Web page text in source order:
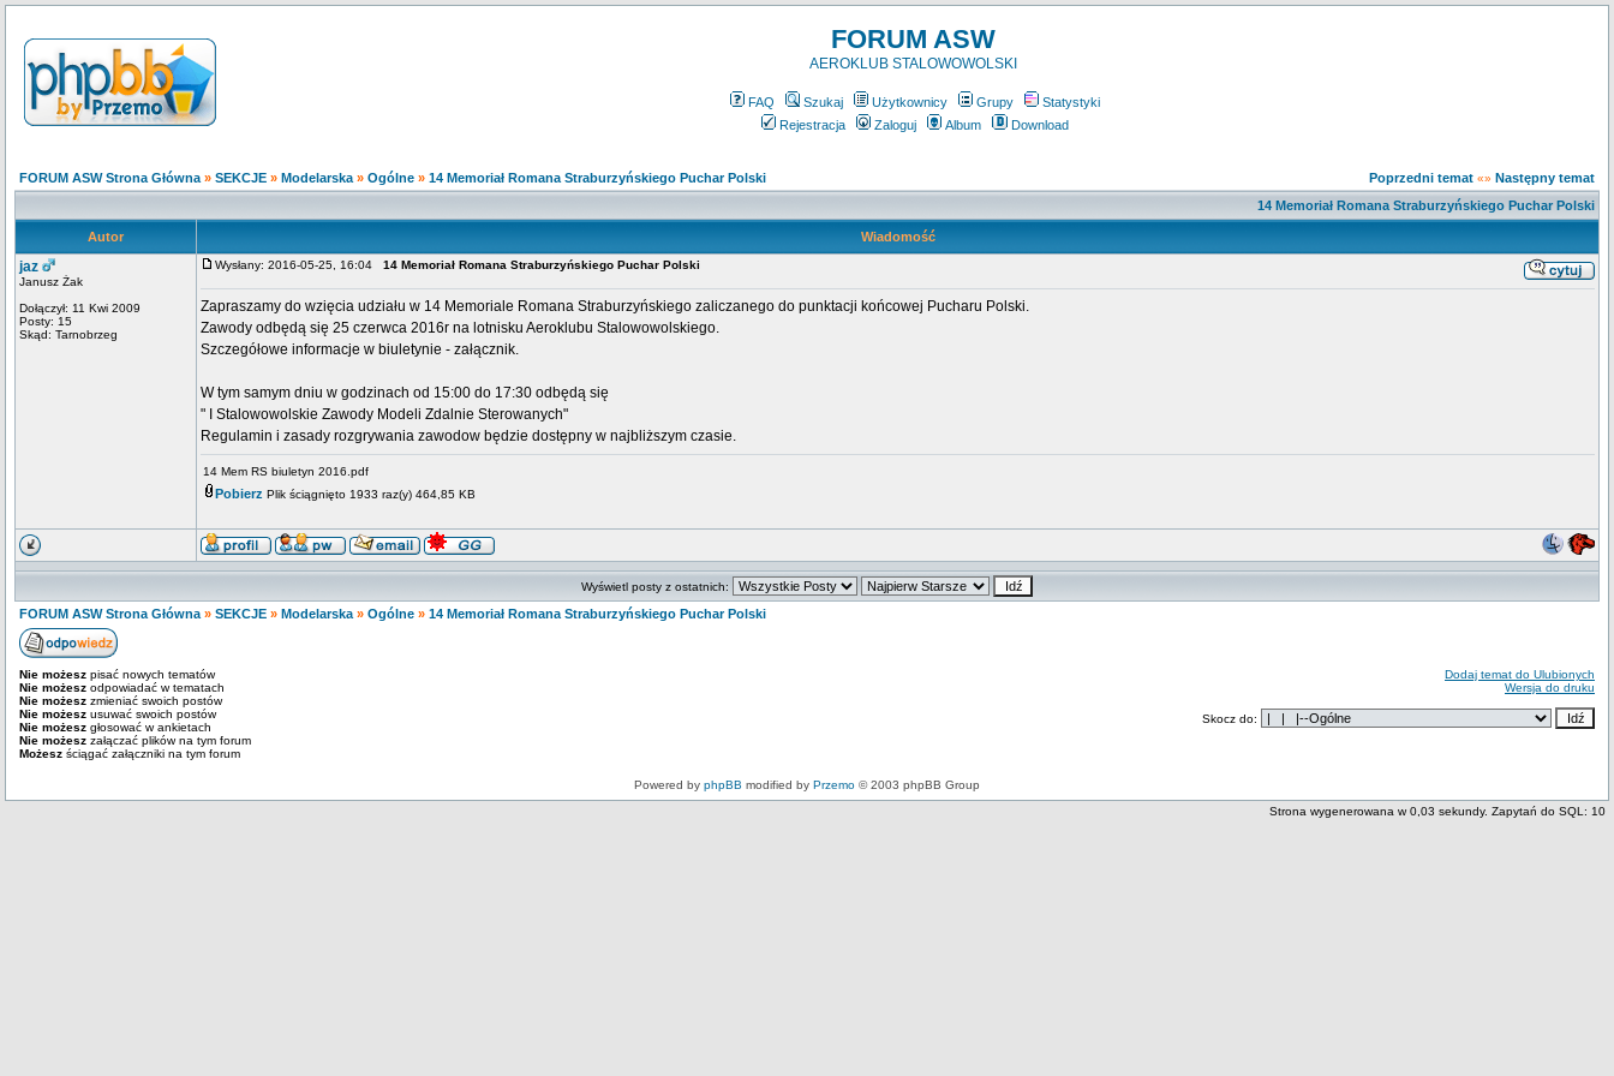
FORUM ASW
AEROKLUB STALOWOWOLSKI
FAQ Szukaj Użytkownicy Grupy
Statystyki
Rejestracja
Zaloguj Album Download
FORUM ASW Strona Główna » SEKCJE » Modelarska » Ogólne » 14 Memoriał Romana Straburzyńskiego Puchar Polski Poprzedni temat «» Następny temat
14 Memoriał Romana Straburzyńskiego Puchar Polski
Autor Wiadomość
jaz
Janusz Żak
Dołączył: 11 Kwi 2009
Posty: 15
Skąd: Tarnobrzeg
Wysłany: 2016-05-25, 16:04 14 Memoriał Romana Straburzyńskiego Puchar Polski
Zapraszamy do wzięcia udziału w 14 Memoriale Romana Straburzyńskiego zaliczanego do punktacji końcowej Pucharu Polski.
Zawody odbędą się 25 czerwca 2016r na lotnisku Aeroklubu Stalowowolskiego.
Szczegółowe informacje w biuletynie - załącznik.
W tym samym dniu w godzinach od 15:00 do 17:30 odbędą się
" I Stalowowolskie Zawody Modeli Zdalnie Sterowanych"
Regulamin i zasady rozgrywania zawodow będzie dostępny w najbliższym czasie.
14 Mem RS biuletyn 2016.pdf
Pobierz Plik ściągnięto 1933 raz(y) 464,85 KB
Wyświetl posty z ostatnich:
FORUM ASW Strona Główna » SEKCJE » Modelarska » Ogólne » 14 Memoriał Romana Straburzyńskiego Puchar Polski
Nie możesz pisać nowych tematów
Nie możesz odpowiadać w tematach
Nie możesz zmieniać swoich postów
Nie możesz usuwać swoich postów
Nie możesz głosować w ankietach
Nie możesz załączać plików na tym forum
Możesz ściągać załączniki na tym forum
Dodaj temat do Ulubionych
Wersja do druku
Skocz do:
Powered by phpBB modified by Przemo © 2003 phpBB Group
Strona wygenerowana w 0,03 sekundy. Zapytań do SQL: 10